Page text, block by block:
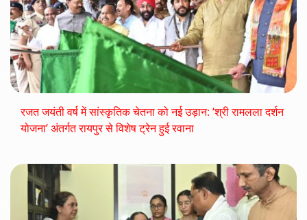
रजत जयंती वर्ष में सांस्कृतिक चेतना को नई उड़ान: ‘श्री रामलला दर्शन
योजना’ अंतर्गत रायपुर से विशेष ट्रेन हुई रवाना